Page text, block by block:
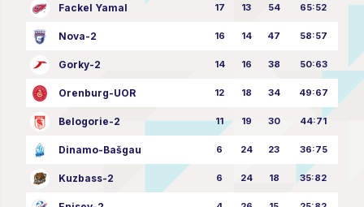
Fackel Yamal 17 13 54 65:52
Nova-2 16 14 47 58:57
Gorky-2 14 16 38 50:63
Orenburg-UOR 12 18 34 49:67
Belogorie-2 11 19 30 44:71
Dinamo-Bašgau 6 24 23 36:75
Kuzbass-2 6 24 18 35:82